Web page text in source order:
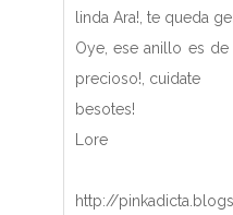
linda Ara!, te queda
Oye, ese anillo es de
precioso!, cuidate
besotes!
Lore
http://